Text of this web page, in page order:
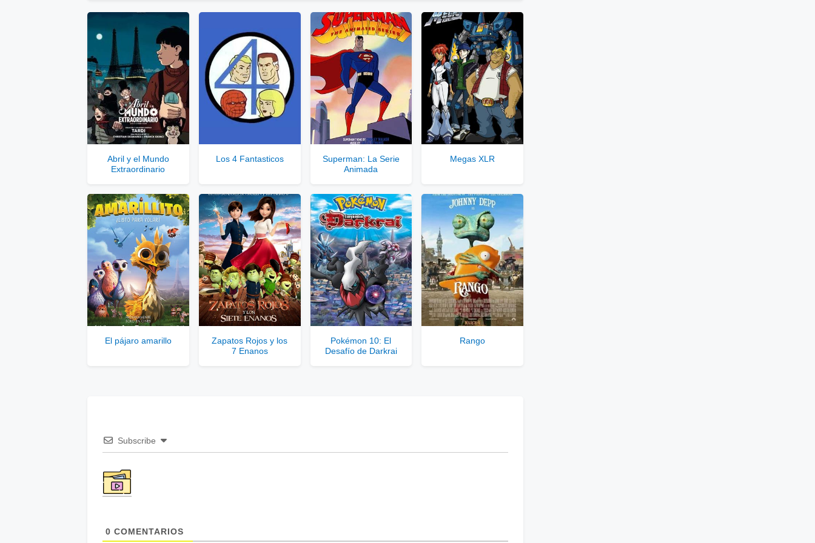
Ver Enlaces Públicos
▷Enlaces Privados VIP⇓
Ver Enlaces Privados VIP
Servidores directos
Comprar Cuenta VIP Aquí!
Abril y el Mundo
Extraordinario
Los 4 Fantasticos
Superman: La Serie
Animada
Megas XLR
El pájaro amarillo
Zapatos Rojos y los
7 Enanos
Pokémon 10: El
Desafío de Darkrai
Rango
Subscribe
0 COMENTARIOS